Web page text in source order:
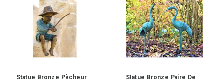
Statue Bronze Pêcheur
Statue Bronze Paire De